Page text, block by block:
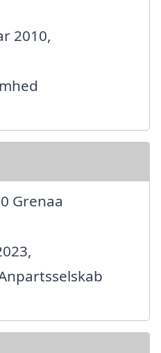
2010,
Grenaa